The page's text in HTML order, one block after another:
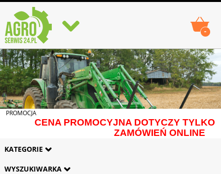
-
PROMOCJA
CENA PROMOCYJNA DOTYCZY TYLKO
ZAMÓWIEŃ ONLINE
KATEGORIE
WYSZUKIWARKA